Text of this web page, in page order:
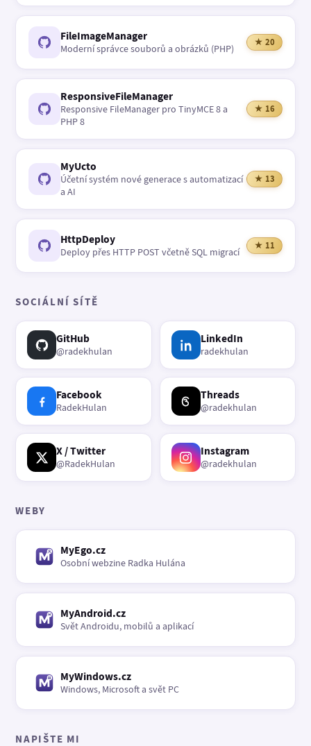
FileImageManager
Moderní správce souborů a obrázků (PHP)
★ 20
ResponsiveFileManager
Responsive FileManager pro TinyMCE 8 a
PHP 8
★ 16
MyUcto
Účetní systém nové generace s automatizací
a AI
★ 13
HttpDeploy
Deploy přes HTTP POST včetně SQL migrací
★ 11
SOCIÁLNÍ SÍTĚ
GitHub
@radekhulan
LinkedIn
radekhulan
Facebook
RadekHulan
Threads
@radekhulan
X / Twitter
@RadekHulan
Instagram
@radekhulan
WEBY
MyEgo.cz
Osobní webzine Radka Hulána
MyAndroid.cz
Svět Androidu, mobilů a aplikací
MyWindows.cz
Windows, Microsoft a svět PC
NAPIŠTE MI